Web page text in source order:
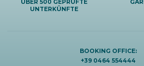
ÜBER 500 GEPRÜFTE
UNTERKÜNFTE
BOOKING OFFICE:
+39 0464 554444